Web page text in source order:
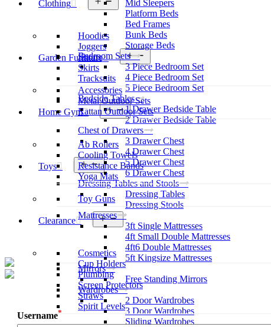
Mid Sleepers
Platform Beds
Bed Frames
Bunk Beds
Storage Beds
Bedroom Sets
3 Piece Bedroom Set
4 Piece Bedroom Set
5 Piece Bedroom Set
Bedside Tables
1 Drawer Bedside Table
2 Drawer Bedside Table
Chest of Drawers
3 Drawer Chest
4 Drawer Chest
5 Drawer Chest
6 Drawer Chest
Dressing Tables and Stools
Dressing Tables
Dressing Stools
Mattresses
3ft Single Mattresses
4ft Small Double Mattresses
4ft6 Double Mattresses
5ft Kingsize Mattresses
Mirrors
Free Standing Mirrors
Wardrobes
2 Door Wardrobes
3 Door Wardrobes
Sliding Wardrobes
Clothing
menu
Hoodies
Joggers
Shorts
Skirts
Tracksuits
Garden Furniture
menu
Accessories
Metal Outdoor Sets
Rattan Outdoor Sets
Home Gym
Open
menu
Ab Rollers
Cooling Towels
Resistance Bands
Yoga Mats
Toys
Open
menu
Toy Guns
Clearance
Open
menu
Cosmetics
Cup Holders
Plumbing
Screen Protectors
Straws
Spirit Levels
Username*